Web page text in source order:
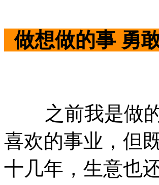
做想做的事 勇
之前我是做的
喜欢的事业，但
十几年，生意也